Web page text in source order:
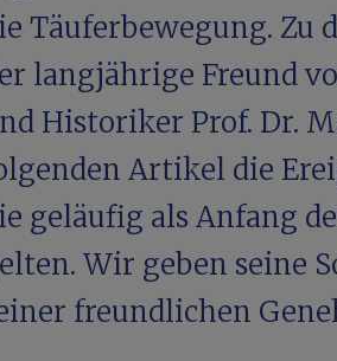
Täuferbewegung. Zu
langjährige Freund
Historiker Prof. Dr.
Artikel die
geläufig als Anfang
Wir geben seine
freundlichen